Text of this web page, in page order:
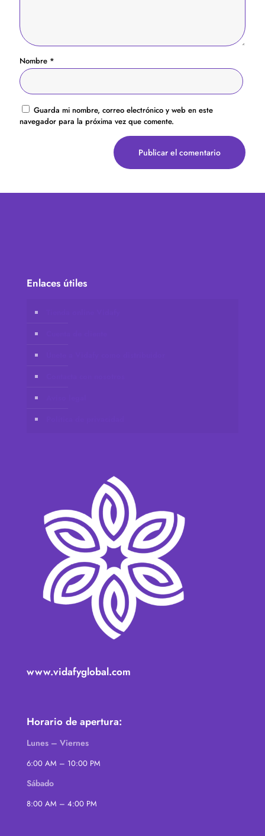
Nombre *
Guarda mi nombre, correo electrónico y web en este
navegador para la próxima vez que comente.
Enlaces útiles
www.vidafyglobal.com
Horario de apertura:
Lunes – Viernes
6:00 AM – 10:00 PM
Sábado
8:00 AM – 4:00 PM